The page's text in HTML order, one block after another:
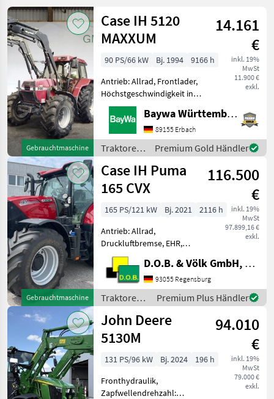
MARKTPLATZ
Marktplatz Händlerangebote Kleinanzeigen
Gebrauchtmaschine
Case IH 5120
MAXXUM
14.161
€
inkl. 19%
MwSt
11.900 €
exkl.
90 PS/66 kW Bj. 1994
9166 h
Antrieb: Allrad, Frontlader,
Höchstgeschwindigkeit in
km/h: 40 km/h Die
Maschine steht an unserem
BayWa Standort in DE-
89155 Erbach.Gerne steht
Ihnen Herr Straub unter
Baywa Württemberg
89155 Erbach
Traktoren
/ Case IH
Premium Gold Händler
Gebrauchtmaschine
Case IH Puma
165 CVX
116.500
€
inkl. 19%
MwSt
97.899,16 €
exkl.
165 PS/121 kW Bj. 2021
2116 h
Antrieb: Allrad,
Druckluftbremse, EHR,
Frontzapfwelle, gefederte
Vorderachse,
Höchstgeschwindigkeit in
km/h: 50 km/h, Luftsitz,
Plattform: Kabine,
Zapfwellendrehzahl: 540/54
D.O.B. & Völk GmbH, Filiale Regensburg
93055 Regensburg
Traktoren /
Case IH
Premium Plus Händler
John Deere
5130M
94.010
€
inkl. 19%
MwSt
79.000 €
exkl.
131 PS/96 kW Bj. 2024
196 h
Fronthydraulik,
Zapfwellendrehzahl: